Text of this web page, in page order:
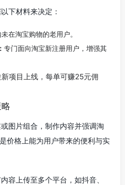
下材料来决定：
在淘宝购物的老用户。
专门面向淘宝新注册用户，增强其
图片组合，制作内容并强调淘
价格上能为用户带来的便利与实
容上传至多个平台，如抖音、